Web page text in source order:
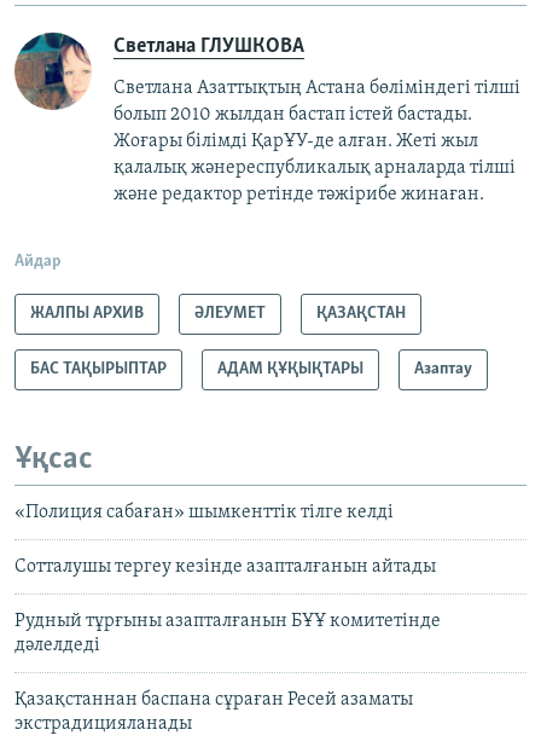
Светлана ГЛУШКОВА
Светлана Азаттықтың Астана бөліміндегі тілші
болып 2010 жылдан бастап істей бастады.
Жоғары білімді ҚарҰУ-де алған. Жеті жыл
қалалық жәнереспубликалық арналарда тілші
және редактор ретінде тәжірибе жинаған.
Айдар
ЖАЛПЫ АРХИВ ӘЛЕУМЕТ ҚАЗАҚСТАН
БАС ТАҚЫРЫПТАР АДАМ ҚҰҚЫҚТАРЫ Азаптау
Ұқсас
«Полиция сабаған» шымкенттік тілге келді
Сотталушы тергеу кезінде азапталғанын айтады
Рудный тұрғыны азапталғанын БҰҰ комитетінде
дәлелдеді
Қазақстаннан баспана сұраған Ресей азаматы
экстрадицияланады